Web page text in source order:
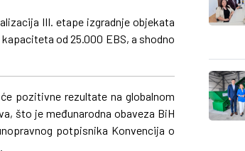
III. etape izgradnje objekata
od 25.000 EBS, a shodno
pozitivne rezultate na globalnom
što je međunarodna obaveza BiH
potpisnika Konvencija o